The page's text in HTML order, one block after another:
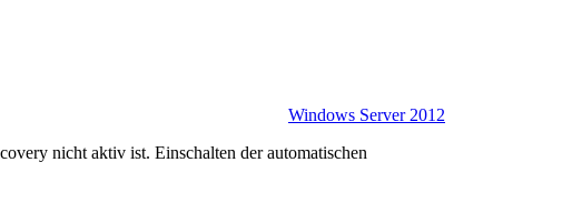
Windows Server 2012
nicht aktiv ist. Einschalten der automatischen